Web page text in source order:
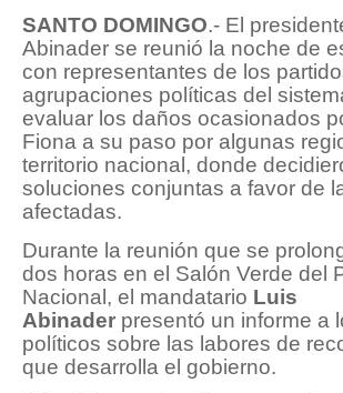
SANTO DOMINGO.- El
Abinader se reunió la noche de
con representantes de los
agrupaciones políticas del
evaluar los daños ocasionados
Fiona a su paso por algunas
territorio nacional, donde
soluciones conjuntas a favor de
afectadas.
Durante la reunión que se
dos horas en el Salón Verde del
Nacional, el mandatario Luis
Abinader presentó un informe a
políticos sobre las labores de
que desarrolla el gobierno.